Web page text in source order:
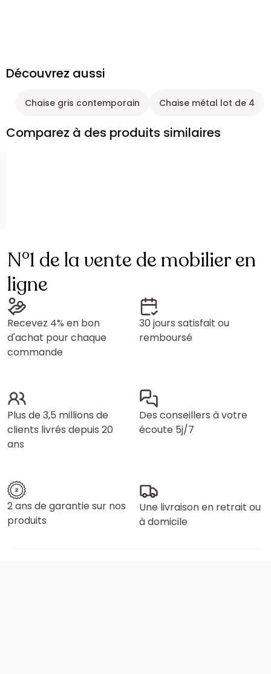
Découvrez aussi
Chaise gris contemporain Chaise métal lot de 4
Comparez à des produits similaires
N°1 de la vente de mobilier en
ligne
Recevez 4% en bon
d'achat pour chaque
commande
30 jours satisfait ou
remboursé
Plus de 3,5 millions de
clients livrés depuis 20
ans
Des conseillers à votre
écoute 5j/7
2 ans de garantie sur nos
produits
Une livraison en retrait ou
à domicile